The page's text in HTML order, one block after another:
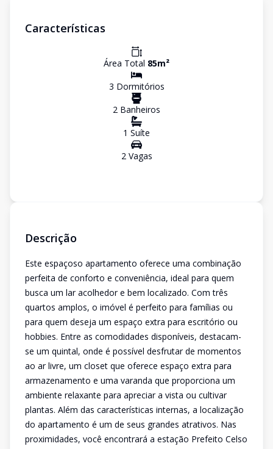
Características
Área Total 85m²
3 Dormitórios
2 Banheiros
1 Suíte
2Vagas
Descrição
Este espaçoso apartamento oferece uma combinação
perfeita de conforto e conveniência, ideal para quem
busca um lar acolhedor e bem localizado. Com três
quartos amplos, o imóvel é perfeito para famílias ou
para quem deseja um espaço extra para escritório ou
hobbies. Entre as comodidades disponíveis, destacam-
se um quintal, onde é possível desfrutar de momentos
ao ar livre, um closet que oferece espaço extra para
armazenamento e uma varanda que proporciona um
ambiente relaxante para apreciar a vista ou cultivar
plantas. Além das características internas, a localização
do apartamento é um de seus grandes atrativos. Nas
proximidades, você encontrará a estação Prefeito Celso